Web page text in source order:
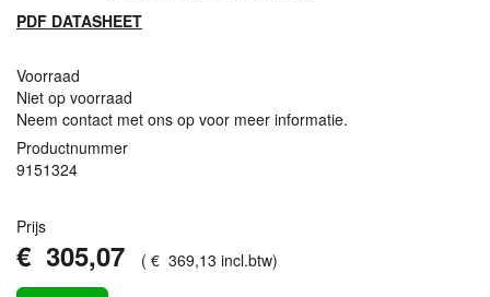
PDF DATASHEET
Voorraad
Niet op voorraad
Neem contact met ons op voor meer informatie.
Productnummer
9151324
Prijs
€ 305,07 ( € 369,13 incl.btw)